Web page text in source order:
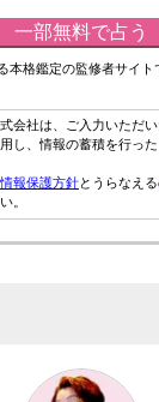
一部無料で占う
本格鑑定の監修者サイト
会社は、ご入力いただ
し、情報の蓄積を行っ
報保護方針とうらなえ
。